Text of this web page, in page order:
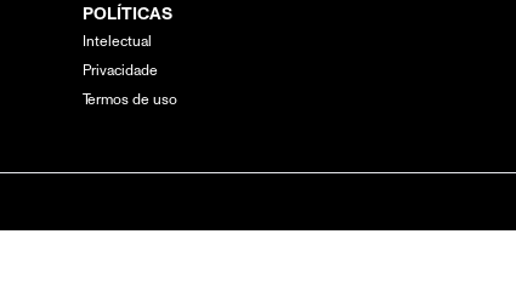
POLÍTICAS
Intelectual
Privacidade
Termos de uso